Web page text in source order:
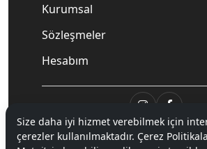
Kurumsal
Sözleşmeler
Hesabım
© 2020Mnpc. Tüm hakları
Size daha iyi hizmet verebilmek için
çerezler kullanılmaktadır. Çerez